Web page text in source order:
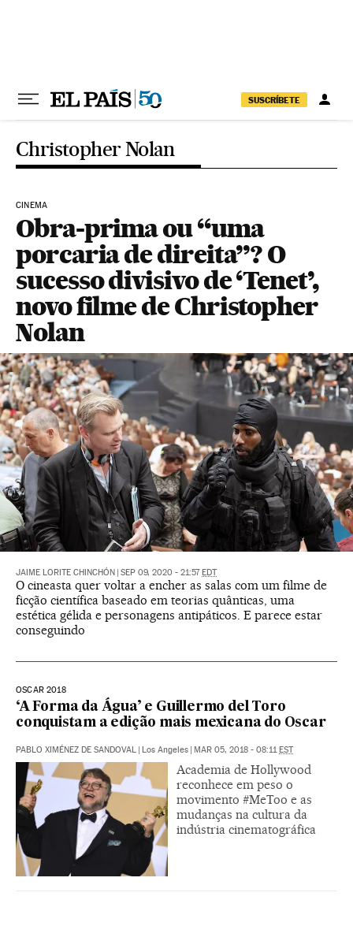
SUSCRÍBETE
Christopher Nolan
CINEMA
Obra-prima ou “uma
porcaria de direita”? O
sucesso divisivo de ‘Tenet’,
novo filme de Christopher
Nolan
JAIME LORITE CHINCHÓN SEP 09, 2020 - 21:57 EDT
O cineasta quer voltar a encher as salas com um filme de
ficção científica baseado em teorias quânticas, uma
estética gélida e personagens antipáticos. E parece estar
conseguindo
OSCAR 2018
‘A Forma da Água’ e Guillermo del Toro
conquistam a edição mais mexicana do Oscar
PABLO XIMÉNEZ DE SANDOVAL Los Angeles MAR 05, 2018 - 08:11 EST
Academia de Hollywood
reconhece em peso o
movimento #MeToo e as
mudanças na cultura da
indústria cinematográfica